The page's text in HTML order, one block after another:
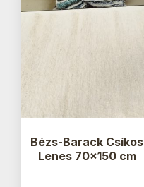
Bézs-Barack Csíkos
Lenes 70×150 cm